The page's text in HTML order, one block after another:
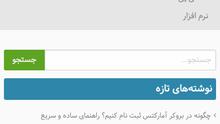
نرم افزار
جستجو
نوشته‌های تازه
چگونه در بروکر آمارکتس ثبت نام کنیم؟ راهنمای ساده و سریع